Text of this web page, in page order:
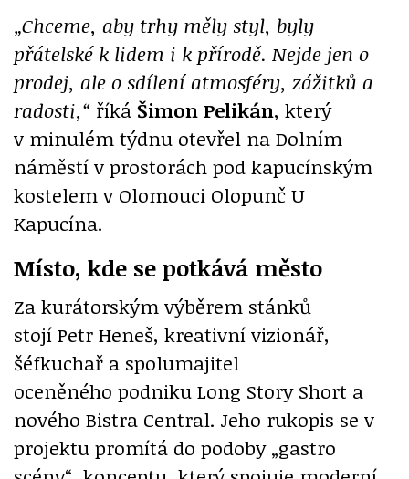
„Chceme, aby trhy měly styl, byly
přátelské k lidem i k přírodě. Nejde jen o
prodej, ale o sdílení atmosféry, zážitků a
radosti,“ říká Šimon Pelikán, který
v minulém týdnu otevřel na Dolním
náměstí v prostorách pod kapucínským
kostelem v Olomouci Olopunč U
Kapucína.
Místo, kde se potkává město
Za kurátorským výběrem stánků
stojí Petr Heneš, kreativní vizionář,
šéfkuchař a spolumajitel
oceněného podniku Long Story Short a
nového Bistra Central. Jeho rukopis se v
projektu promítá do podoby „gastro